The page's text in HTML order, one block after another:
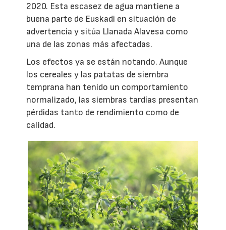
2020. Esta escasez de agua mantiene a
buena parte de Euskadi en situación de
advertencia y sitúa Llanada Alavesa como
una de las zonas más afectadas.
Los efectos ya se están notando. Aunque
los cereales y las patatas de siembra
temprana han tenido un comportamiento
normalizado, las siembras tardías presentan
pérdidas tanto de rendimiento como de
calidad.